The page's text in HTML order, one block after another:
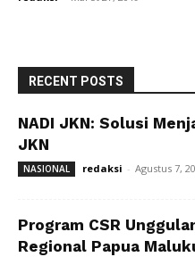
RECENT POSTS
NADI JKN: Solusi
JKN
NASIONAL redaksi - Agustus 7,
Program CSR
Regional Papua